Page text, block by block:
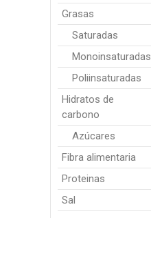
Grasas
Saturadas
Monoinsaturadas
Poliinsaturadas
Hidratos de
carbono
Azúcares
Fibra alimentaria
Proteinas
Sal